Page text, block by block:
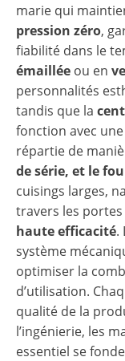
marie qui
pression zéro,
fiabilité dans le
émaillée ou en
personnalités
tandis que la
fonction avec
répartie de
de série, et le
cuisings larges,
travers les
haute efficacité.
système
optimiser la
d’utilisation.
qualité de la
l’ingénierie, les
essentiel se